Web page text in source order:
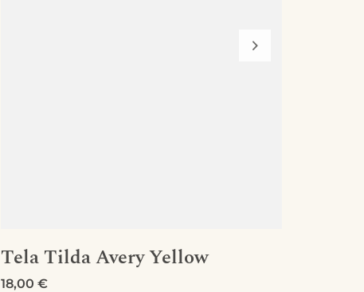
Tela Tilda Avery Yellow
18,00 €